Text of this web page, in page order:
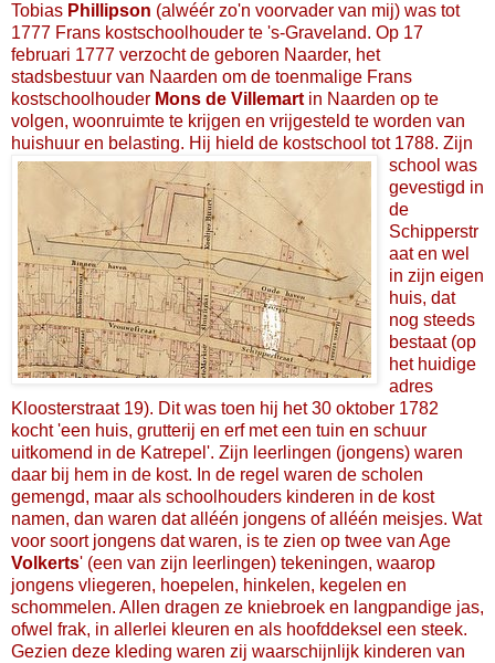
Tobias Phillipson (alwéér zo'n voorvader van mij) was tot
1777 Frans kostschoolhouder te 's-Graveland. Op 17
februari 1777 verzocht de geboren Naarder, het
stadsbestuur van Naarden om de toenmalige Frans
kostschoolhouder Mons de Villemart in Naarden op te
volgen, woonruimte te krijgen en vrijgesteld te worden van
huishuur en belasting. Hij hield de kostschool tot 1788. Zijn
school was
gevestigd in
de
Schipperstr
aat en wel
in zijn eigen
huis, dat
nog steeds
bestaat (op
het huidige
adres
Kloosterstraat 19). Dit was toen hij het 30 oktober 1782
kocht 'een huis, grutterij en erf met een tuin en schuur
uitkomend in de Katrepel'. Zijn leerlingen (jongens) waren
daar bij hem in de kost. In de regel waren de scholen
gemengd, maar als schoolhouders kinderen in de kost
namen, dan waren dat alléén jongens of alléén meisjes. Wat
voor soort jongens dat waren, is te zien op twee van Age
Volkerts' (een van zijn leerlingen) tekeningen, waarop
jongens vliegeren, hoepelen, hinkelen, kegelen en
schommelen. Allen dragen ze kniebroek en langpandige jas,
ofwel frak, in allerlei kleuren en als hoofddeksel een steek.
Gezien deze kleding waren zij waarschijnlijk kinderen van